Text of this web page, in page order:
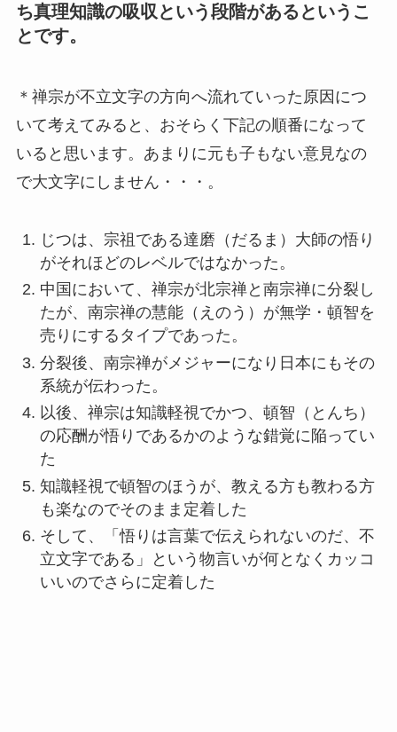
ち真理知識の吸収という段階があるというこ
とです。
＊禅宗が不立文字の方向へ流れていった原因につ
いて考えてみると、おそらく下記の順番になって
いると思います。あまりに元も子もない意見なの
で大文字にしません・・・。
じつは、宗祖である達磨（だるま）大師の悟り
がそれほどのレベルではなかった。
中国において、禅宗が北宗禅と南宗禅に分裂し
たが、南宗禅の慧能（えのう）が無学・頓智を
売りにするタイプであった。
分裂後、南宗禅がメジャーになり日本にもその
系統が伝わった。
以後、禅宗は知識軽視でかつ、頓智（とんち）
の応酬が悟りであるかのような錯覚に陥ってい
た
知識軽視で頓智のほうが、教える方も教わる方
も楽なのでそのまま定着した
そして、「悟りは言葉で伝えられないのだ、不
立文字である」という物言いが何となくカッコ
いいのでさらに定着した